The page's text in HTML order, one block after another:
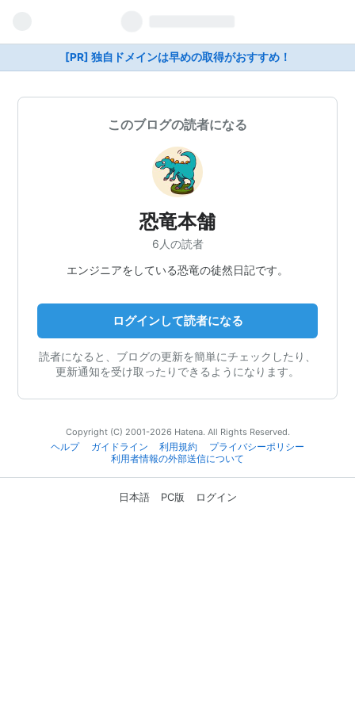
[PR] 独自ドメインは早めの取得がおすすめ！
このブログの読者になる
恐竜本舗
6人の読者
エンジニアをしている恐竜の徒然日記です。
ログインして読者になる
読者になると、ブログの更新を簡単にチェックしたり、
更新通知を受け取ったりできるようになります。
Copyright (C) 2001-2026 Hatena. All Rights Reserved.
ヘルプ
ガイドライン 利用規約
プライバシーポリシー
利用者情報の外部送信について
日本語 PC版 ログイン